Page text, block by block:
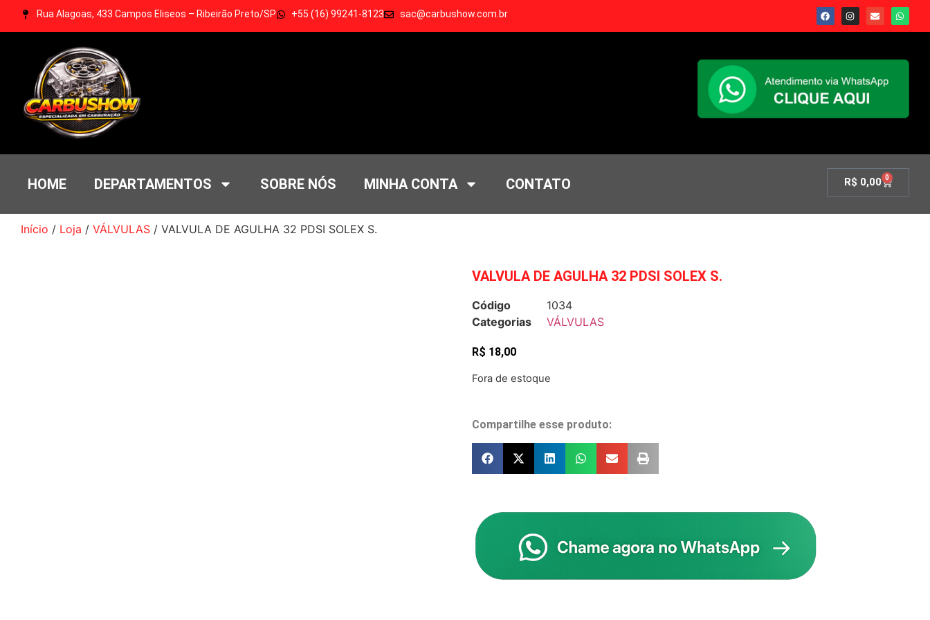
Rua Alagoas, 433 Campos Eliseos – Ribeirão Preto/SP +55 (16) 99241-8123 sac@carbushow.com.br
HOME DEPARTAMENTOS SOBRE NÓS MINHA CONTA CONTATO R$ 0,00 0
Início / Loja / VÁLVULAS / VALVULA DE AGULHA 32 PDSI SOLEX S.
VALVULA DE AGULHA 32 PDSI SOLEX S.
Código
1034
Categorias
VÁLVULAS
R$ 18,00
Fora de estoque
Compartilhe esse produto: